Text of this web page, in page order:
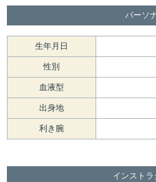
パーソ
生年月日
性別
血液型
出身地
利き腕
インスト